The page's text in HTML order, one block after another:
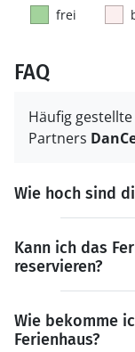
frei
FAQ
Häufig
Partners
Wie hoch sind
Kann ich das
reservieren?
Wie bekomme
Ferienhaus?